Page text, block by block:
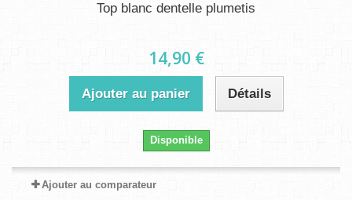
Top blanc dentelle plumetis
14,90 €
Ajouter au panier Détails
Disponible
Ajouter au comparateur